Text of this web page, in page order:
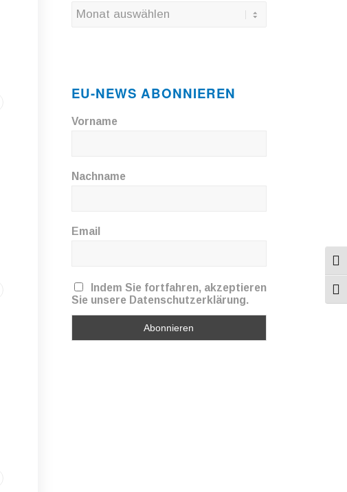
EU-NEWS ABONNIEREN
Vorname
Nachname
Email
Indem Sie fortfahren, akzeptieren
Sie unsere Datenschutzerklärung.